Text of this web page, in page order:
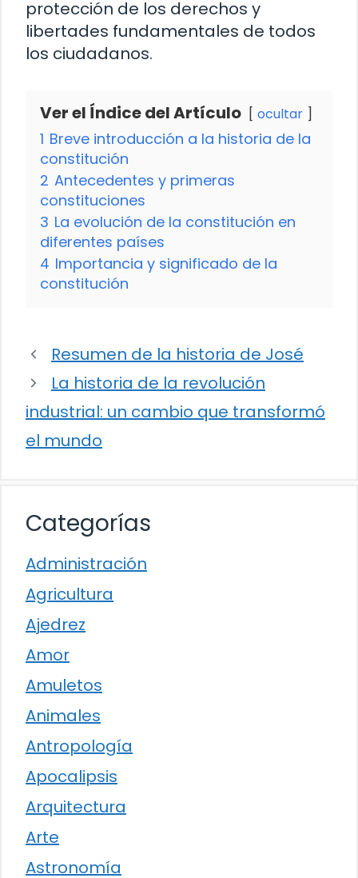
protección de los derechos y
libertades fundamentales de todos
los ciudadanos.
Ver el Índice del Artículo ocultar
1 Breve introducción a la historia de la
constitución
2 Antecedentes y primeras
constituciones
3 La evolución de la constitución en
diferentes países
4 Importancia y significado de la
constitución
Resumen de la historia de José
La historia de la revolución
industrial: un cambio que transformó
el mundo
Categorías
Administración
Agricultura
Ajedrez
Amor
Amuletos
Animales
Antropología
Apocalipsis
Arquitectura
Arte
Astronomía